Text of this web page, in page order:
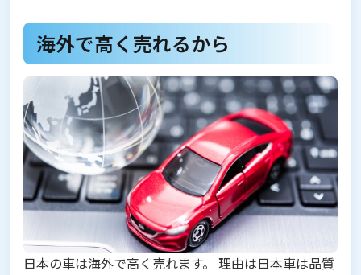
海外で高く売れるから
日本の車は海外で高く売れます。 理由は日本車は品質